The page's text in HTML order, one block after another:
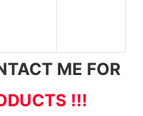
ME FOR
!!!